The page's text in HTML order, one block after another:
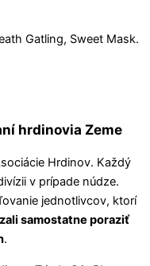
Gatling, Sweet Mask.
hrdinovia Zeme
Hrdinov. Každý
v prípade núdze.
jednotlivcov, ktorí
samostatne poraziť
.